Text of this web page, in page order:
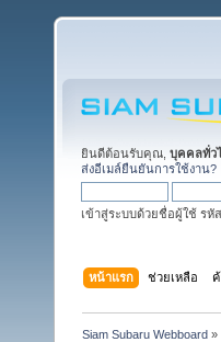
ยินดีต้อนรับคุณ, บุคคลทั่ว
ส่งอีเมล์ยืนยันการใช้งาน?
เข้าสู่ระบบด้วยชื่อผู้ใช้ รหั
หน้าแรก ช่วยเหลือ
Siam Subaru Webboard »